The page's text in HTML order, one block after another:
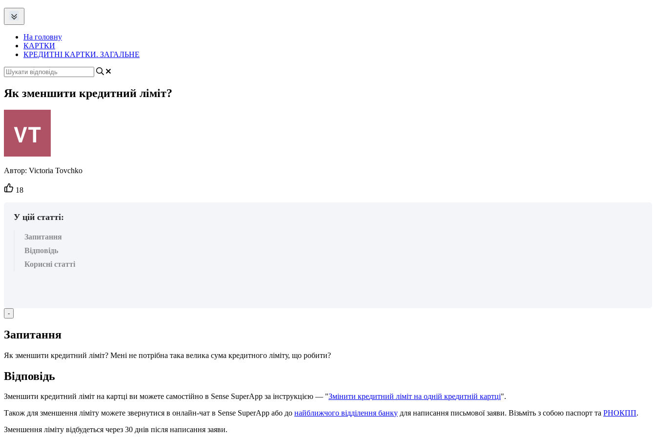
На головну
КАРТКИ
КРЕДИТНІ КАРТКИ. ЗАГАЛЬНЕ
Як зменшити кредитний ліміт?
Автор: Victoria Tovchko
Кількість
вподобайок:
18
У цій статті:
Запитання
Відповідь
Корисні статті
-
Запитання
Як зменшити кредитний ліміт? Мені не потрібна така велика сума кредитного ліміту, що робити?
Відповідь
Зменшити кредитний ліміт на картці ви можете самостійно в Sense SuperApp за інструкцією — "Змінити кредитний ліміт на одній кредитній картці".
Також для зменшення ліміту можете звернутися в онлайн-чат в Sense SuperApp або до найближчого відділення банку для написання письмової заяви. Візьміть з собою паспорт та РНОКПП.
Зменшення ліміту відбудеться через 30 днів після написання заяви.